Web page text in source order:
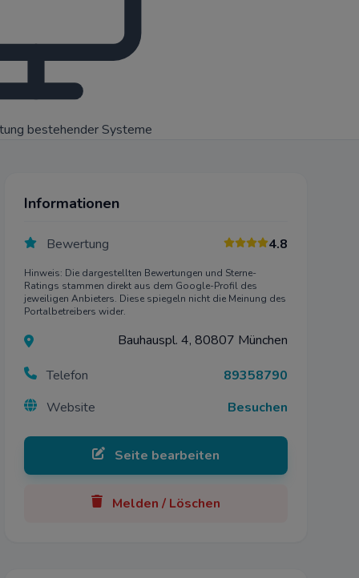
bestehender Systeme
Informationen
Bewertung 4.8
Hinweis: Die dargestellten Bewertungen und Sterne-
Ratings stammen direkt aus dem Google-Profil des
jeweiligen Anbieters. Diese spiegeln nicht die Meinung des
Portalbetreibers wider.
Bauhauspl. 4, 80807 München
Telefon
89358790
Website
Besuchen
Seite bearbeiten
Melden / Löschen